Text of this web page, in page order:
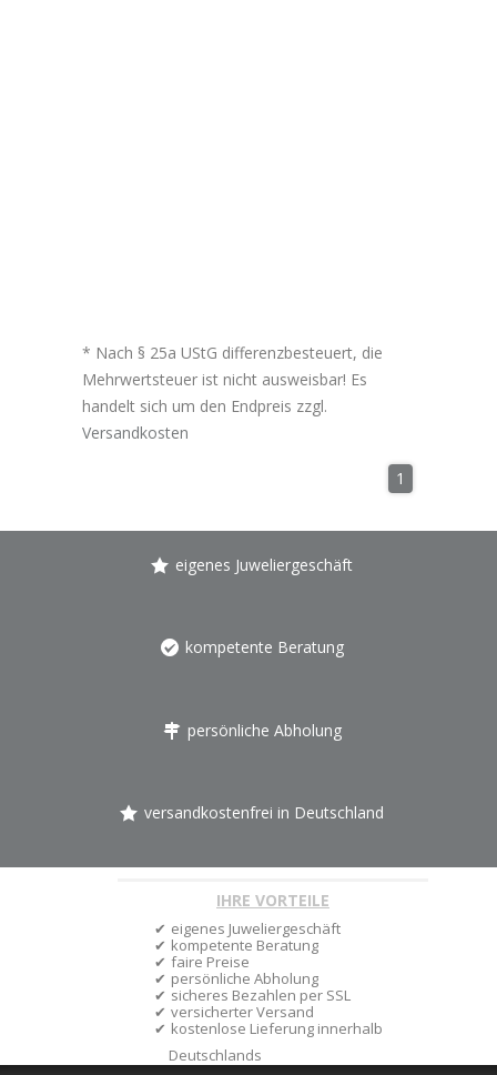
* Nach § 25a UStG differenzbesteuert, die
Mehrwertsteuer ist nicht ausweisbar! Es
handelt sich um den Endpreis zzgl.
Versandkosten
1
eigenes Juweliergeschäft
kompetente Beratung
persönliche Abholung
versandkostenfrei in Deutschland
IHRE VORTEILE
eigenes Juweliergeschäft
kompetente Beratung
faire Preise
persönliche Abholung
sicheres Bezahlen per SSL
versicherter Versand
kostenlose Lieferung innerhalb
Deutschlands